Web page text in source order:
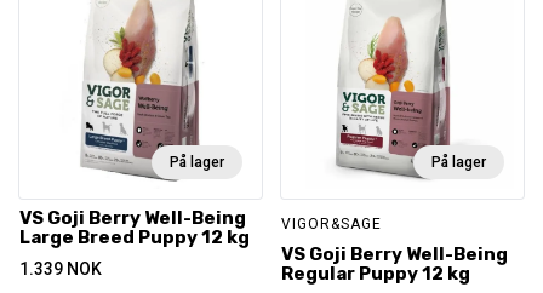
På lager
VS Goji Berry Well-Being
Large Breed Puppy 12 kg
1.339 NOK
På lager
VIGOR&SAGE
VS Goji Berry Well-Being
Regular Puppy 12 kg